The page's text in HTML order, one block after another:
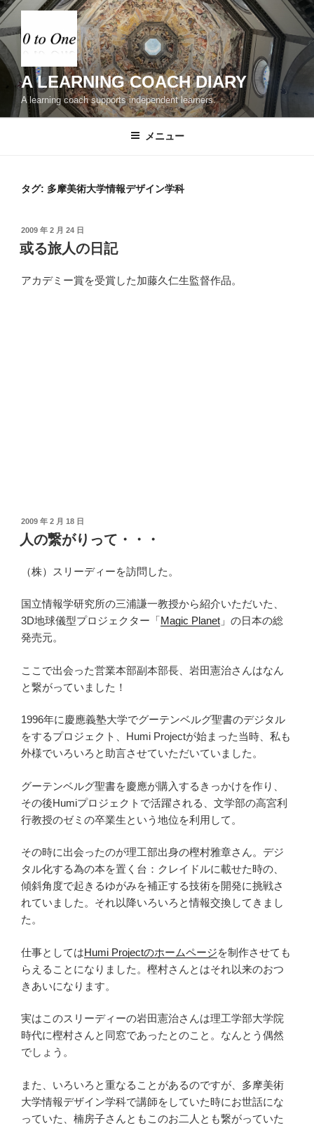
コ
ン
テ
ン
ツ
A LEARNING COACH DIARY
A learning coach supports independent learners.
メニュー
タグ: 多摩美術大学情報デザイン学科
投
稿
日:
2009 年 2 月 24 日
或る旅人の日記
アカデミー賞を受賞した加藤久仁生監督作品。
投
稿
日:
2009 年 2 月 18 日
人の繋がりって・・・
（株）スリーディーを訪問した。
国立情報学研究所の三浦謙一教授から紹介いただいた、
3D地球儀型プロジェクター「Magic Planet 」の日本の総
発売元。
ここで出会った営業本部副本部長、岩田憲治さんはなん
と繋がっていました！
1996年に慶應義塾大学でグーテンベルグ聖書のデジタル
をするプロジェクト、Humi Projectが始まった当時、私も
外様でいろいろと助言させていただいていました。
グーテンベルグ聖書を慶應が購入するきっかけを作り、
その後Humiプロジェクトで活躍される、文学部の高宮利
行教授のゼミの卒業生という地位を利用して。
その時に出会ったのが理工部出身の樫村雅章さん。デジ
タル化する為の本を置く台：クレイドルに載せた時の、
傾斜角度で起きるゆがみを補正する技術を開発に挑戦さ
れていました。それ以降いろいろと情報交換してきまし
た。
仕事としてはHumi Projectのホームページを制作させても
らえることになりました。樫村さんとはそれ以来のおつ
きあいになります。
実はこのスリーディーの岩田憲治さんは理工学部大学院
時代に樫村さんと同窓であったとのこと。なんとう偶然
でしょう。
また、いろいろと重なることがあるのですが、多摩美術
大学情報デザイン学科で講師をしていた時にお世話にな
っていた、楠房子さんともこのお二人とも繋がっていた